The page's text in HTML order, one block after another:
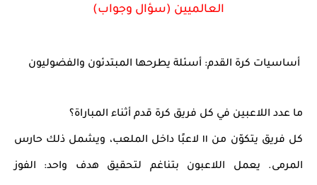
العالميين (سؤال وجواب)
أساسيات كرة القدم: أسئلة يطرحها المبتدئون والفضوليون
ما عدد اللاعبين في كل فريق كرة قدم أثناء المباراة؟
كل فريق يتكوّن من ١١ لاعبًا داخل الملعب، ويشمل ذلك حارس
المرمى. يعمل اللاعبون بتناغم لتحقيق هدف واحد: الفوز